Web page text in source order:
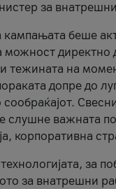
за
беше
можност директно
тежината на
допре до
сообраќајот.
слушне важната
корпоративна
за
за внатрешни